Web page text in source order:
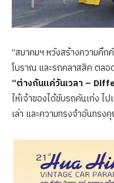
“สมาคมฯ หวังสร้างความคึ
โบราณ และรถคลาสสิค ตล
“ต่างกันแค่วันเวลา –
ให้เจ้าของได้ขับรถคันเก่ง ไ
เล่า และความทรงจำอันทรง